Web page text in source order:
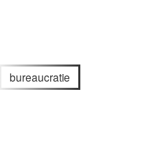
bureaucratie